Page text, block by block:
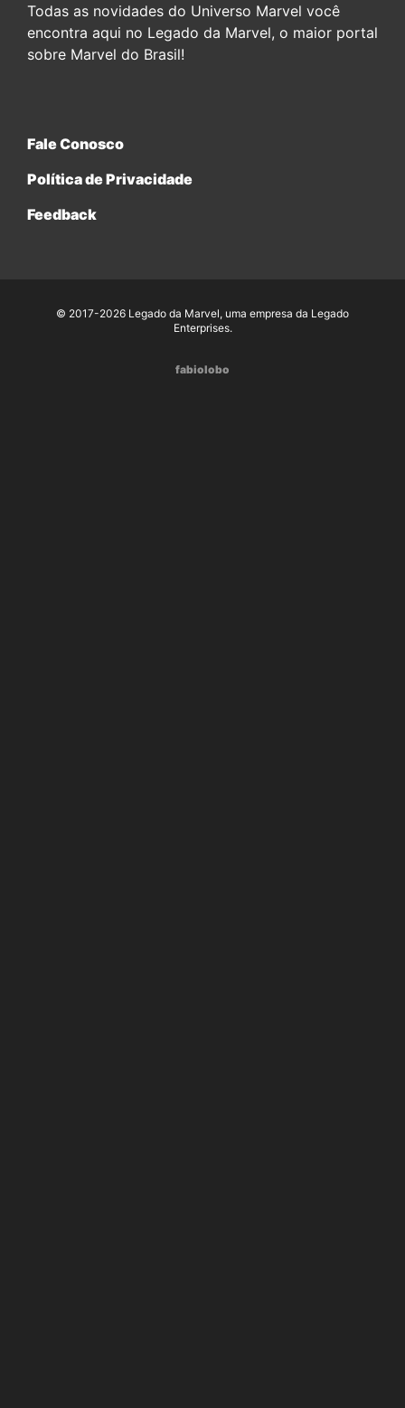
Todas as novidades do Universo Marvel você
encontra aqui no Legado da Marvel, o maior portal
sobre Marvel do Brasil!
Fale Conosco
Política de Privacidade
Feedback
© 2017-2026 Legado da Marvel, uma empresa da Legado
Enterprises.
fabiolobo